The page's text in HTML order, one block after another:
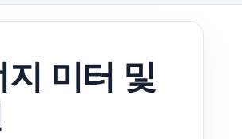
미터 및